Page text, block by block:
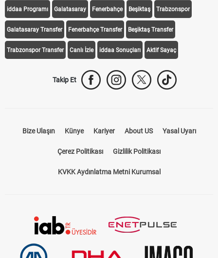
iddaa Programı Galatasaray Fenerbahçe Beşiktaş Trabzonspor
Galatasaray Transfer Fenerbahçe Transfer Beşiktaş Transfer
Trabzonspor Transfer Canlı İzle iddaa Sonuçları Aktif Sayaç
Takip Et
Bize Ulaşın Künye Kariyer About US Yasal Uyarı
Çerez Politikası Gizlilik Politikası
KVKK Aydınlatma Metni Kurumsal